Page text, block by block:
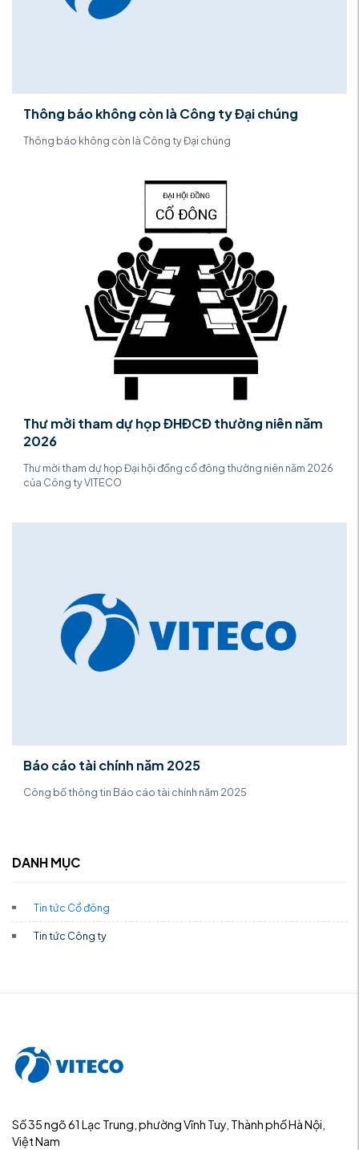
Thông báo không còn là Công ty Đại chúng
Thông báo không còn là Công ty Đại chúng
Thư mời tham dự họp ĐHĐCĐ thường niên năm
2026
Thư mời tham dự họp Đại hội đồng cổ đông thường niên năm 2026
của Công ty VITECO
Báo cáo tài chính năm 2025
Công bố thông tin Báo cáo tài chính năm 2025
DANH MỤC
Tin tức Cổ đông
Tin tức Công ty
Số 35 ngõ 61 Lạc Trung, phường Vĩnh Tuy, Thành phố Hà Nội,
Việt Nam